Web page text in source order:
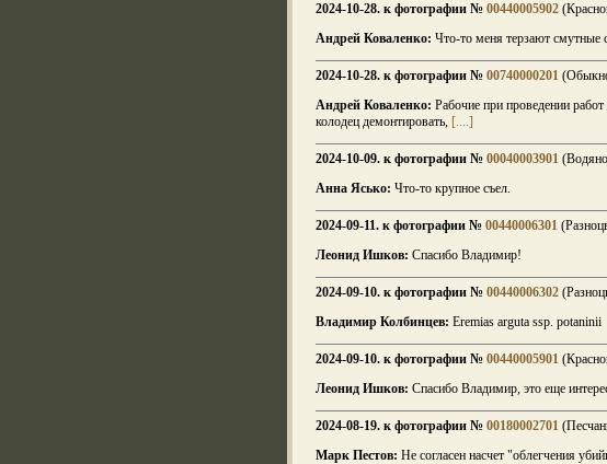
2024-10-28. к фотографии № 00440005902
Андрей Коваленко: Что-то меня терзают смутные
2024-10-28. к фотографии № 00740000201
Андрей Коваленко: Рабочие при проведении
колодец демонтировать, [....]
2024-10-09. к фотографии № 00040003901
Анна Ясько: Что-то крупное съел.
2024-09-11. к фотографии № 00440006301
Леонид Ишков: Спасибо Владимир!
2024-09-10. к фотографии № 00440006302
Владимир Колбинцев: Eremias arguta ssp. potaninii
2024-09-10. к фотографии № 00440005901
Леонид Ишков: Спасибо Владимир, это еще
2024-08-19. к фотографии № 00180002701
Марк Пестов: Не согласен насчет "облегчения